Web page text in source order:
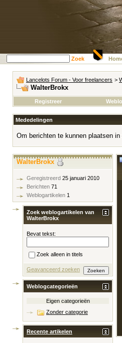
Zoek
Lancelots Forum - Voor freelancers >
WalterBrokx
Registreer
Mededelingen
Om berichten te kunnen plaatsen
WalterBrokx
Geregistreerd 25 januari 2010
Berichten 71
Weblogartikelen 1
Zoek weblogartikelen van
WalterBrokx
Bevat tekst:
Zoek alleen in titels
Geavanceerd zoeken
Weblogcategorieën
Eigen categorieën
Zonder categorie
Recente artikelen